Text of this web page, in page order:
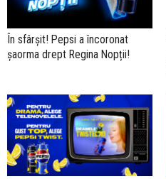
În sfârșit! Pepsi a încoronat
șaorma drept Regina Nopții!